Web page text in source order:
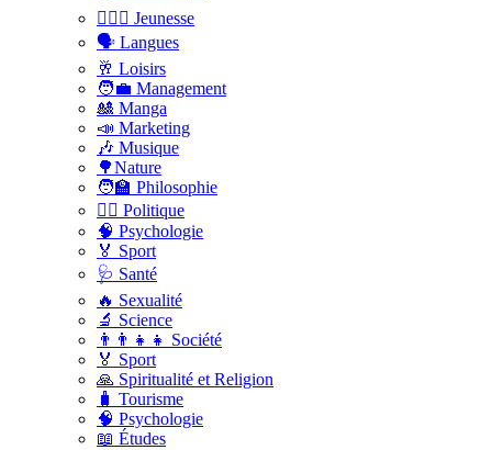
🤸🏽‍♀️ Jeunesse
🗣 Langues
🥂 Loisirs
🧑‍💼 Management
🎎 Manga
📣 Marketing
🎶 Musique
🌳Nature
🧑‍🏫 Philosophie
👨‍⚖️ Politique
🧠 Psychologie
🏅 Sport
🩺 Santé
🔥 Sexualité
🔬 Science
👨‍👨‍👧‍👧 Société
🏅 Sport
🙏 Spiritualité et Religion
🧳 Tourisme
🧠 Psychologie
📖 Études